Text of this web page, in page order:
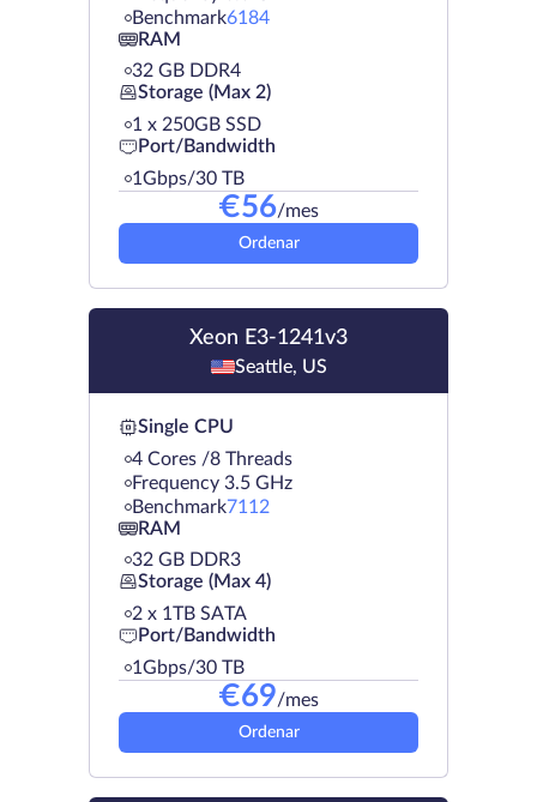
Benchmark6184
RAM
32 GB DDR4
Storage (Max 2)
1 х 250GB SSD
Port/Bandwidth
1Gbps/30 TB
€56/mes
Ordenar
Xeon E3-1241v3
Seattle, US
Single CPU
4 Cores /8 Threads
Frequency 3.5 GHz
Benchmark7112
RAM
32 GB DDR3
Storage (Max 4)
2 х 1TB SATA
Port/Bandwidth
1Gbps/30 TB
€69/mes
Ordenar